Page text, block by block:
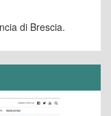
di Brescia.